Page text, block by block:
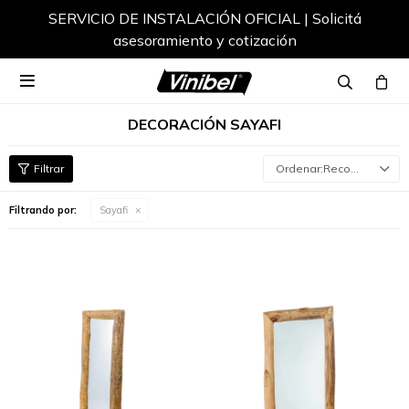
SERVICIO DE INSTALACIÓN OFICIAL | Solicitá
asesoramiento y cotización

DECORACIÓN SAYAFI
Recomendados
Filtrando por: Sayafi